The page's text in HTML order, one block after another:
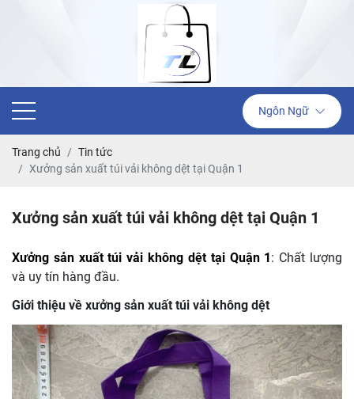
Ngôn Ngữ
Trang chủ
Tin tức
Xưởng sản xuất túi vải không dệt tại Quận 1
Xưởng sản xuất túi vải không dệt tại Quận 1
Xưởng sản xuất túi vải không dệt tại Quận 1: Chất lượng
và uy tín hàng đầu.
Giới thiệu về xưởng sản xuất túi vải không dệt